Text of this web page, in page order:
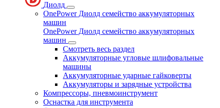
Диолд
OnePower Диолд семейство аккумуляторных
машин
OnePower Диолд семейство аккумуляторных
машин
Смотреть весь раздел
Аккумуляторные угловые шлифовальные
машины
Аккумуляторные ударные гайковерты
Аккумуляторы и зарядные устройства
Компрессоры, пневмоинструмент
Оснастка для инструмента